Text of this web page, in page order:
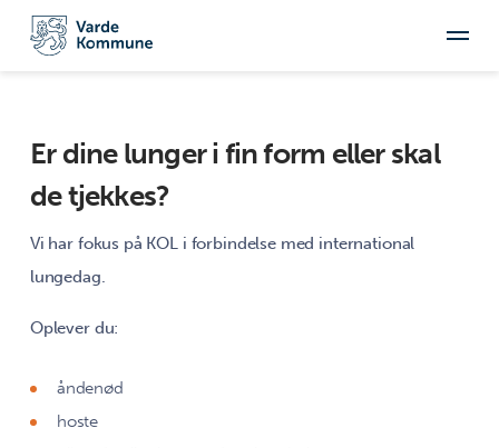
Er dine lunger i fin form eller skal
de tjekkes?
Vi har fokus på KOL i forbindelse med international
lungedag.
Oplever du:
åndenød
hoste